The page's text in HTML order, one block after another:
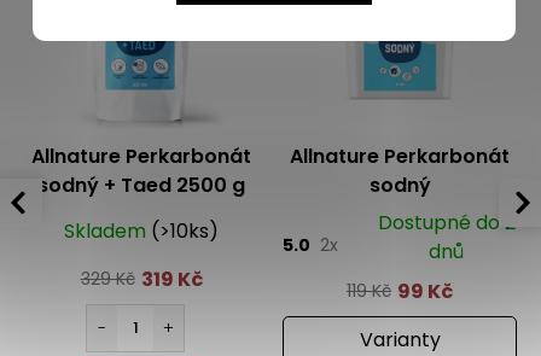
Allnature Perkarbonát
sodný + Taed 2500 g
Skladem (>10ks)
329 Kč 319 Kč
Allnature Perkarbonát
sodný
5.0 2x
Dostupné do 2
dnů
119 Kč 99 Kč
Varianty